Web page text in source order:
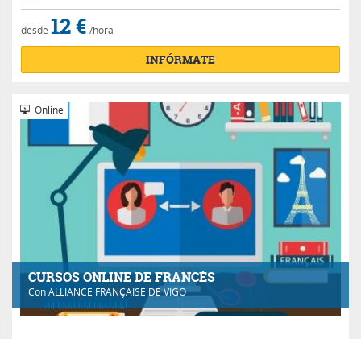
desde 12 € /hora
INFÓRMATE
CURSOS ONLINE DE FRANCÉS
ConALLIANCE FRANÇAISE DE VIGO
Online